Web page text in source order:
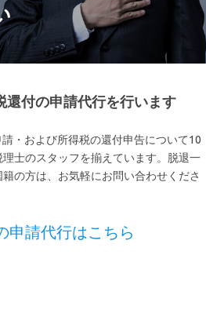
還付の申請代行を行います
・および所得税の還付申告について10
士のスタッフを揃えています。脱退一
の方は、お気軽にお問い合わせくださ
申請代行はこちら